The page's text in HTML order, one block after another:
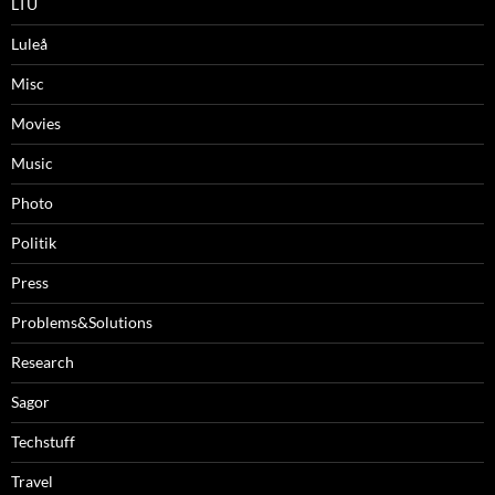
LTU
Luleå
Misc
Movies
Music
Photo
Politik
Press
Problems&Solutions
Research
Sagor
Techstuff
Travel